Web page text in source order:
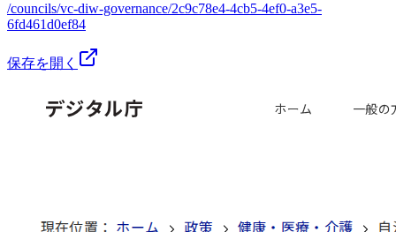
/councils/vc-diw-governance/2c9c78e4-4cb5-4ef0-a3e5-
6fd461d0ef84
保存を開く